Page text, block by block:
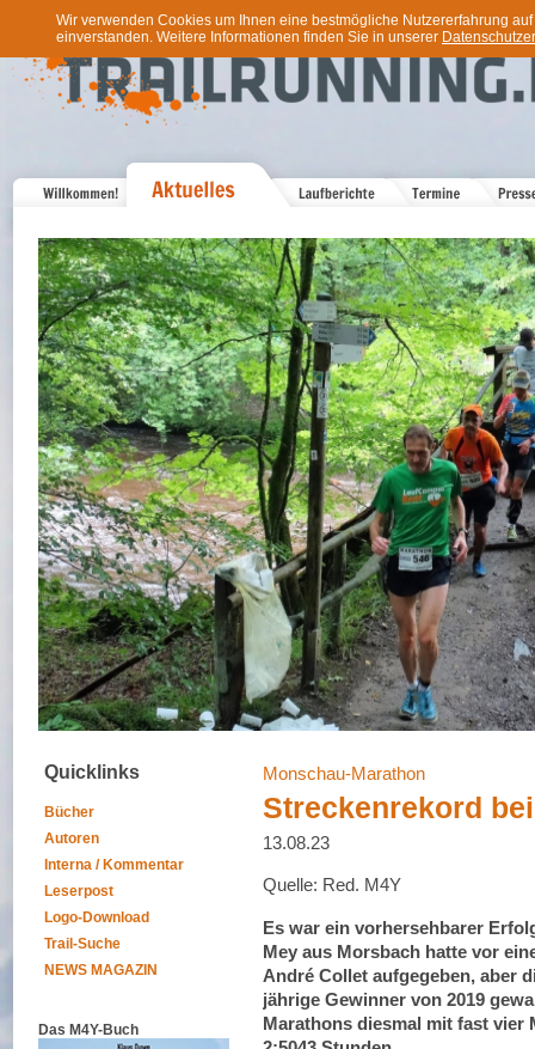
Wir verwenden Cookies um Ihnen eine bestmögliche Nutzererfahrung
einverstanden. Weitere Informationen finden Sie in unserer
Quicklinks
Bücher
Autoren
Interna / Kommentar
Leserpost
Logo-Download
Trail-Suche
NEWS MAGAZIN
Das M4Y-Buch
Monschau-Marathon
Streckenrekord
13.08.23
Quelle: Red. M4Y
Es war ein vorhersehbarer
Mey aus Morsbach hatte vor
André Collet aufgegeben, aber
jährige Gewinner von 2019
Marathons diesmal mit fast vier